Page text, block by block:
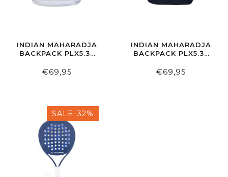
INDIAN MAHARADJA
BACKPACK PLX5.34
€69,95
INDIAN MAHARADJA
BACKPACK PLX5.34
€69,95
SALE-32%